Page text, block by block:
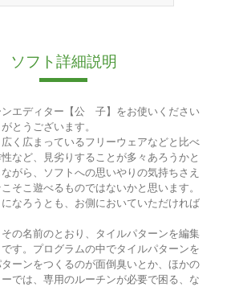
ソフト詳細説明
ンエディター【公 子】をお使いください
とうございます。
く広まっているフリーウェアなどと比べ
など、見劣りすることが多々あろうかと
がら、ソフトへの思いやりの気持ちさえ
そこ遊べるものではないかと思います。
なろうとも、お側においていただければ
の名前のとおり、タイルパターンを編集
す。プログラムの中でタイルパターンを
ーンをつくるのが面倒臭いとか、ほかの
では、専用のルーチンが必要で困る、な